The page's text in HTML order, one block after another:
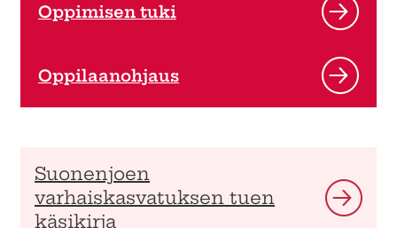
Oppimisen tuki
Oppilaanohjaus
Suonenjoen
varhaiskasvatuksen tuen
käsikirja